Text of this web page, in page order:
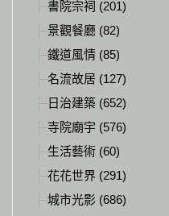
書院宗祠 (201)
景觀餐廳 (82)
鐵道風情 (85)
名流故居 (127)
日治建築 (652)
寺院廟宇 (576)
生活藝術 (60)
花花世界 (291)
城市光影 (686)